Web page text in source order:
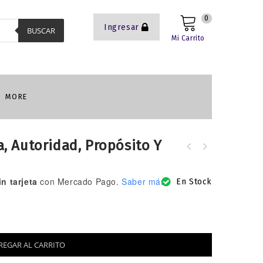
Ingresar
Mi Carrito
0
BUSCAR
MORE
Autoridad, Propósito Y
En Stock
tarjeta con Mercado Pago. Saber más
AL CARRITO